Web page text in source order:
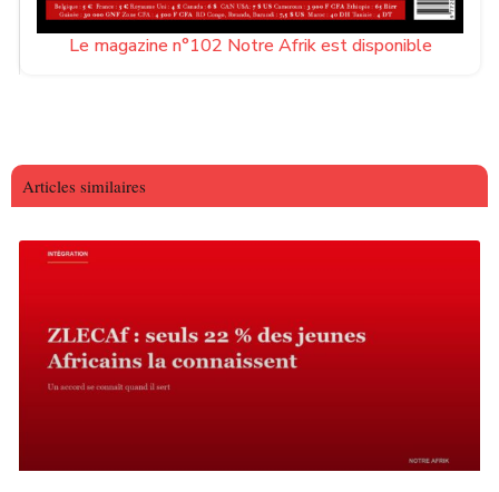
Le magazine n°102 Notre Afrik est disponible
Articles similaires